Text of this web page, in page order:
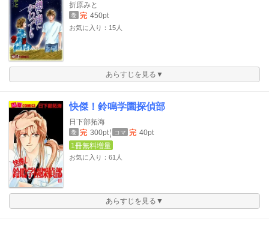
折原みと
巻 完 450pt
お気に入り：15人
あらすじを見る▼
快傑！鈴鳴学園探偵部
日下部拓海
巻 完 300pt コマ 完 40pt
1冊無料増量
お気に入り：61人
あらすじを見る▼